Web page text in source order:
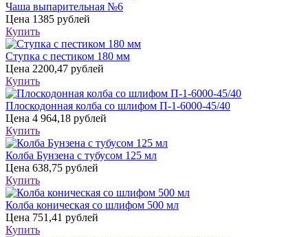
Чаша выпарительная №6
Цена 1385 рублей
Купить
Ступка с пестиком 180 мм
Цена 2200,47 рублей
Купить
Плоскодонная колба со шлифом П-1-6000-45/40
Цена 4 964,18 рублей
Купить
Колба Бунзена с тубусом 125 мл
Цена 638,75 рублей
Купить
Колба коническая со шлифом 500 мл
Цена 751,41 рублей
Купить